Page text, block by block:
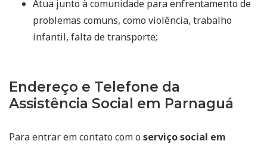
Atua junto à comunidade para enfrentamento de
problemas comuns, como violência, trabalho
infantil, falta de transporte;
Endereço e Telefone da
Assistência Social em Parnaguá
Para entrar em contato com o serviço social em